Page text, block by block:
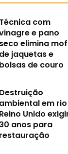
Técnica com
e pano
seco elimina
de jaquetas e
bolsas de couro
Destruição
ambiental em
Reino Unido
30 anos para
restauração